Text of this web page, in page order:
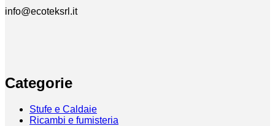
info@ecoteksrl.it
Categorie
Stufe e Caldaie
Ricambi e fumisteria